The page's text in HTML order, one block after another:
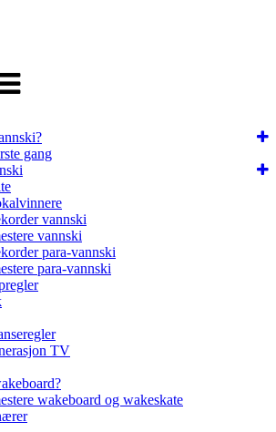
gang
vannski
vannski
para-vannski
para-vannski
TV
wakeboard og wakeskate